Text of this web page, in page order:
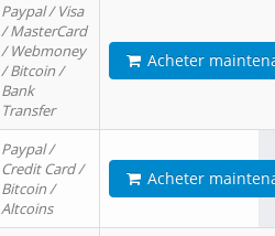
Paypal / Visa
/ MasterCard
/ Webmoney
/ Bitcoin /
Bank
Transfer
Acheter
Paypal /
Credit Card /
Bitcoin /
Altcoins
Acheter